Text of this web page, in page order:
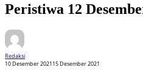
Peristiwa 12
Redaksi
10 Desember 202115 Desember 2021